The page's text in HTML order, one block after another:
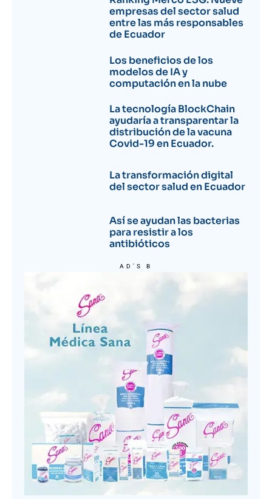
empresas del sector salud
entre las más responsables
de Ecuador
Los beneficios de los
modelos de IA y
computación en la nube
La tecnología BlockChain
ayudaría a transparentar la
distribución de la vacuna
Covid-19 en Ecuador.
La transformación digital
del sector salud en Ecuador
Así se ayudan las bacterias
para resistir a los
antibióticos
AD'S B